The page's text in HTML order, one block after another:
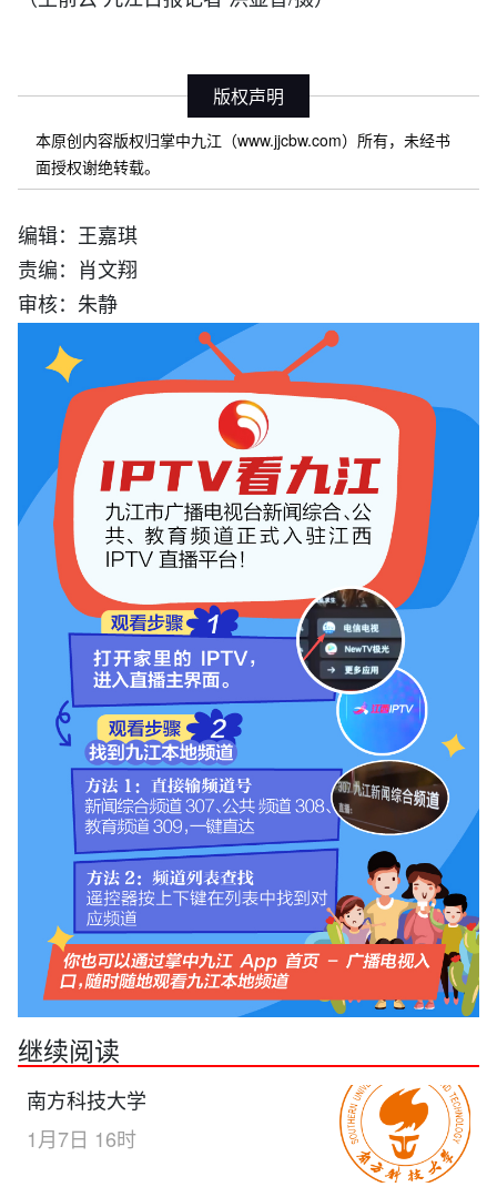
版权声明
本原创内容版权归掌中九江（www.jjcbw.com）所有，未经书
面授权谢绝转载。
编辑：王嘉琪
责编：肖文翔
审核：朱静
继续阅读
南方科技大学
1月7日 16时